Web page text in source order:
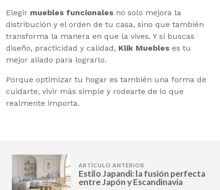
Elegir muebles funcionales no solo mejora la
distribución y el orden de tu casa, sino que también
transforma la manera en que la vives. Y si buscas
diseño, practicidad y calidad, Klik Muebles es tu
mejor aliado para lograrlo.
Porque optimizar tu hogar es también una forma de
cuidarte, vivir más simple y rodearte de lo que
realmente importa.
ARTÍCULO ANTERIOR
Estilo Japandi: la fusión perfecta
entre Japón y Escandinavia